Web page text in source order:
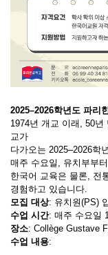
2025–2026학년도 파리
1974년 개교 이래, 50
교가
다가오는 2025–2026학
매주 수요일, 유치부부
한국어 교육은 물론, 전
경험하고 있습니다.
모집 대상: 유치원(PS)
수업 시간: 매주 수요일
장소: Collège Gustave
수업 내용: